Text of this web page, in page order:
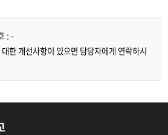
:-
한 개선사항이 있으면 담당자에게 연락하시